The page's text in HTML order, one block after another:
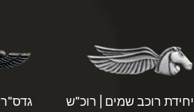
יחידת רוכב שמים | רוכ"ש
גדס"ר